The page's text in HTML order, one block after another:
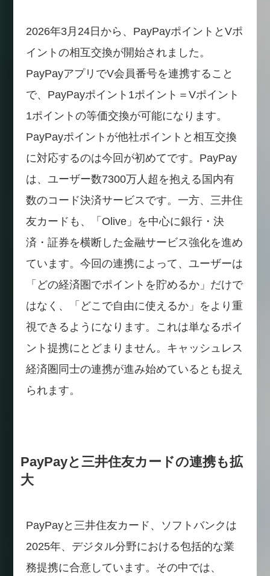
2026年3月24日から、PayPayポイントとVポ
イントの相互交換が開始されました。
PayPayアプリでV会員番号を連携すること
で、PayPayポイント1ポイント＝Vポイント
1ポイントの等価交換が可能になります。
PayPayポイントが他社ポイントと相互交換
に対応するのは今回が初めてです。PayPay
は、ユーザー数7300万人超を抱える国内有
数のコード決済サービスです。一方、三井住
友カードも、「Olive」を中心に銀行・決
済・証券を横断した金融サービス強化を進め
ています。今回の連携によって、ユーザーは
「どの経済圏でポイントを貯めるか」だけで
はなく、「どこで自由に使えるか」をより重
視できるようになります。これは単なるポイ
ント提携にとどまりません。キャッシュレス
経済圏同士の連携が進み始めているとも捉え
られます。
PayPayと三井住友カードの連携も拡
大
PayPayと三井住友カード、ソフトバンクは
2025年、デジタル分野における包括的な業
務提携に合意しています。その中では、